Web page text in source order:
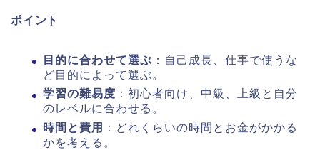
ポイント
目的に合わせて選ぶ ：自己成長、仕事で使うな
ど目的によって選ぶ。
学習の難易度 ：初心者向け、中級、上級と自分
のレベルに合わせる。
時間と費用
：どれくらいの時間とお金がかかる
かを考える。